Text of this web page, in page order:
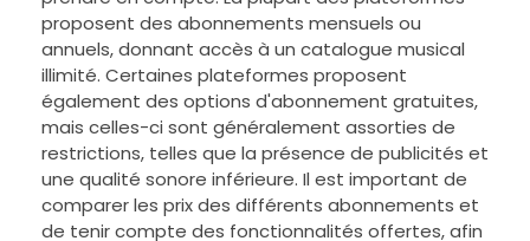
proposent des abonnements mensuels ou
annuels, donnant accès à un catalogue musical
illimité. Certaines plateformes proposent
également des options d'abonnement gratuites,
mais celles-ci sont généralement assorties de
restrictions, telles que la présence de publicités et
une qualité sonore inférieure. Il est important de
comparer les prix des différents abonnements et
de tenir compte des fonctionnalités offertes, afin